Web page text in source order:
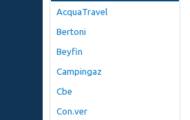
AcquaTravel
Bertoni
Beyfin
Campingaz
Cbe
Con.ver